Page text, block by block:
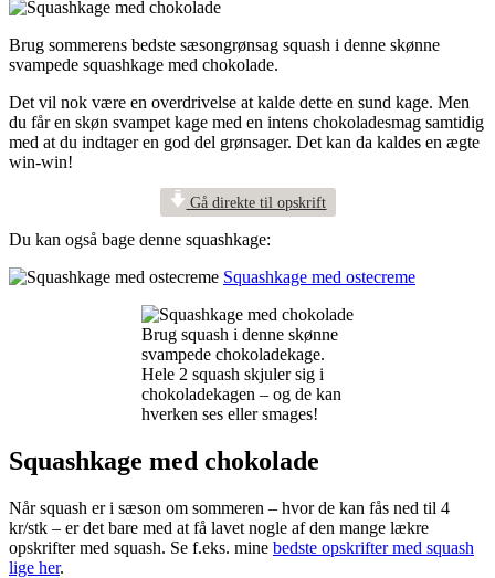
Brug sommerens bedste sæsongrønsag squash i denne skønne
svampede squashkage med chokolade.
Det vil nok være en overdrivelse at kalde dette en sund kage. Men
du får en skøn svampet kage med en intens chokoladesmag samtidig
med at du indtager en god del grønsager. Det kan da kaldes en ægte
win-win!
Gå direkte til opskrift
Du kan også bage denne squashkage:
Squashkage med ostecreme
Brug squash i denne skønne
svampede chokoladekage.
Hele 2 squash skjuler sig i
chokoladekagen – og de kan
hverken ses eller smages!
Squashkage med chokolade
Når squash er i sæson om sommeren – hvor de kan fås ned til 4
kr/stk – er det bare med at få lavet nogle af den mange lækre
opskrifter med squash. Se f.eks. mine bedste opskrifter med squash
lige her.